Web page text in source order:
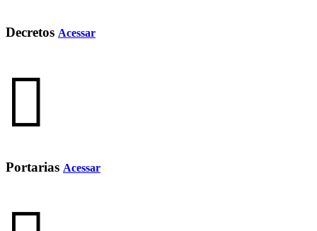
Decretos Acessar
Portarias Acessar